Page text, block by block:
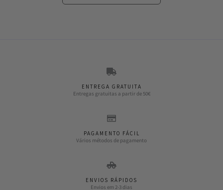
ENTREGA GRATUITA
Entregas gratuitas a partir de 50€
PAGAMENTO FÁCIL
Vários métodos de pagamento
ENVIOS RÁPIDOS
Envios em 2-3 dias